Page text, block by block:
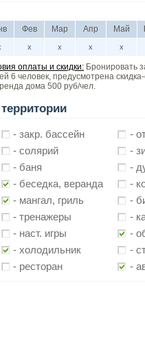
Фев Мар Апр Май
х х х х
оплаты и скидки: Бронировать
6 человек, предусмотрена
дома 500 руб/чел.
- закр. бассейн
-
- солярий
-
- баня
-
- беседка, веранда
-
- мангал, гриль
-
- тренажеры
-
- наст. игры
-
- холодильник
-
- ресторан
-